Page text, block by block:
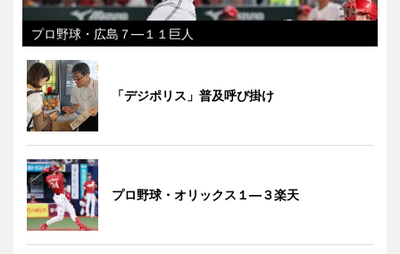
プロ野球・広島７―１１巨人
「デジポリス」普及呼び掛け
プロ野球・オリックス１―３楽天